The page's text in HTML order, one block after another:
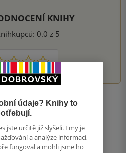
KNIHY
0.0 z 5
4 5
Nahoru
20 z 20
Přejít
na
/ 1
údaje? Knihy to
jste určitě již slyšeli. I my je
a analýze informací,
fungoval a mohli jsme ho